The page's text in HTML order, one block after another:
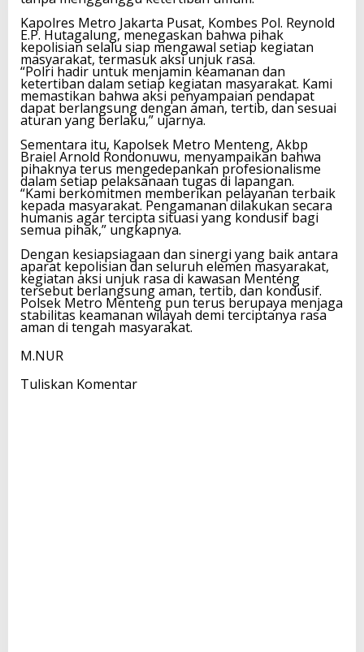
‎Kapolres Metro Jakarta Pusat, Kombes Pol. Reynold
E.P. Hutagalung, menegaskan bahwa pihak
kepolisian selalu siap mengawal setiap kegiatan
masyarakat, termasuk aksi unjuk rasa.
‎“Polri hadir untuk menjamin keamanan dan
ketertiban dalam setiap kegiatan masyarakat. Kami
memastikan bahwa aksi penyampaian pendapat
dapat berlangsung dengan aman, tertib, dan sesuai
aturan yang berlaku,” ujarnya.
‎Sementara itu, Kapolsek Metro Menteng, Akbp
Braiel Arnold Rondonuwu, menyampaikan bahwa
pihaknya terus mengedepankan profesionalisme
dalam setiap pelaksanaan tugas di lapangan.
‎“Kami berkomitmen memberikan pelayanan terbaik
kepada masyarakat. Pengamanan dilakukan secara
humanis agar tercipta situasi yang kondusif bagi
semua pihak,” ungkapnya.
‎Dengan kesiapsiagaan dan sinergi yang baik antara
aparat kepolisian dan seluruh elemen masyarakat,
kegiatan aksi unjuk rasa di kawasan Menteng
tersebut berlangsung aman, tertib, dan kondusif.
Polsek Metro Menteng pun terus berupaya menjaga
stabilitas keamanan wilayah demi terciptanya rasa
aman di tengah masyarakat.
M.NUR
Tuliskan Komentar